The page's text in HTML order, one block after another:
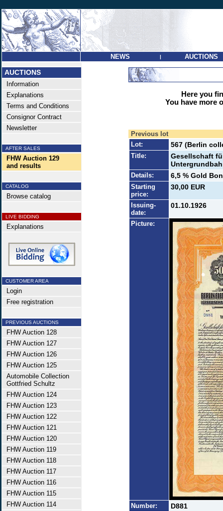
NEWS | AUCTIONS
AUCTIONS
Information
Explanations
Terms and Conditions
Consignor Contract
Newsletter
AFTER SALES
FHW Auction 129
and results
CATALOG
Browse catalog
LIVE BIDDING
Explanations
CUSTOMER AREA
Login
Free registration
PREVIOUS AUCTIONS
FHW Auction 128
FHW Auction 127
FHW Auction 126
FHW Auction 125
Automobile Collection
Gottfried Schultz
FHW Auction 124
FHW Auction 123
FHW Auction 122
FHW Auction 121
FHW Auction 120
FHW Auction 119
FHW Auction 118
FHW Auction 117
FHW Auction 116
FHW Auction 115
FHW Auction 114
Here you
You have more
Previous lot
Lot:
567 (Berlin
Title:
Gesellschaft
Details: 6,5 % Gold
Starting
price:
30,00 EUR
Issuing-
date:
01.10.1926
Picture:
Number: D881